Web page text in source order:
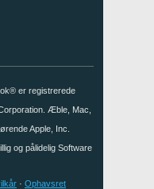
er registrerede
Æble, Mac,
Apple, Inc.
og pålidelig Software
· Ophavsret